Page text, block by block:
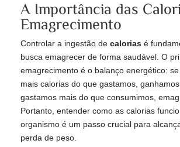
A Importância das
Emagrecimento
Controlar a ingestão de calorias é
busca emagrecer de forma saudável. O
emagrecimento é o balanço energético:
mais calorias do que gastamos,
gastamos mais do que consumimos,
Portanto, entender como as calorias
organismo é um passo crucial para
perda de peso.